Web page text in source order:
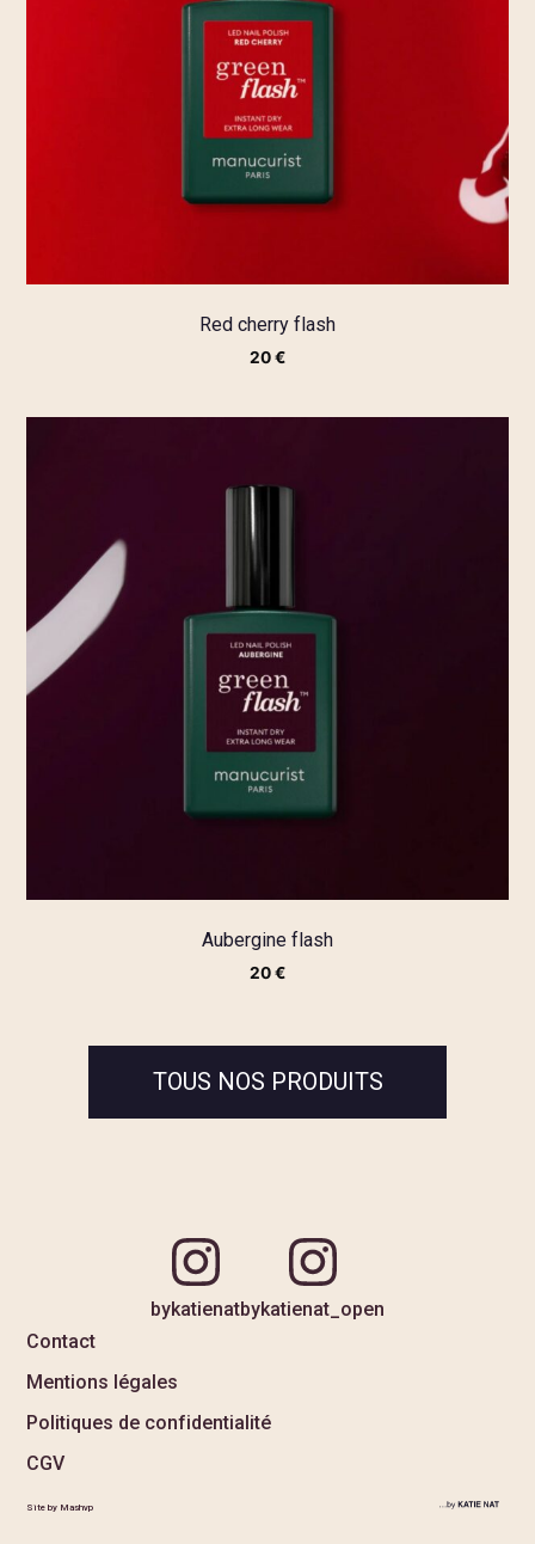
Red cherry flash
20€
Aubergine flash
20€
TOUS NOS PRODUITS
bykatienatbykatienat_open
Contact
Mentions légales
Politiques de confidentialité
CGV
Site by Mashvp